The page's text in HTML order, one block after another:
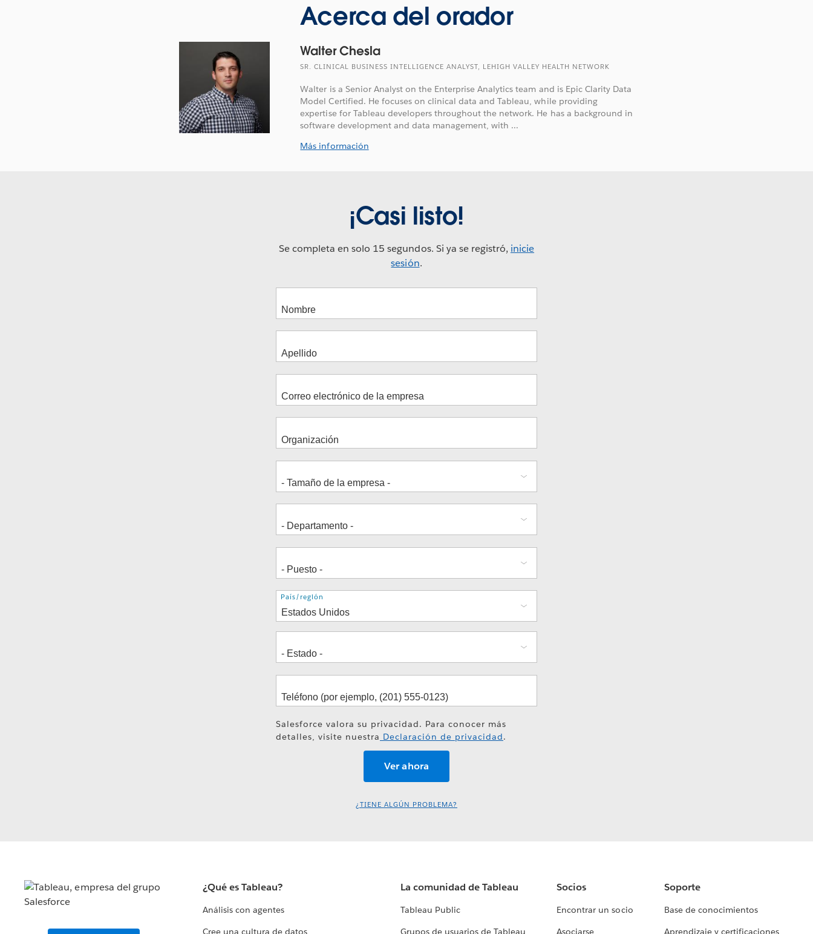
Acerca del orador
Walter Chesla
SR. CLINICAL BUSINESS INTELLIGENCE ANALYST, LEHIGH VALLEY HEALTH NETWORK
Walter is a Senior Analyst on the Enterprise Analytics team and is Epic Clarity Data
Model Certified. He focuses on clinical data and Tableau, while providing
expertise for Tableau developers throughout the network. He has a background in
software development and data management, with ...
Más información
¡Casi listo!
Se completa en solo 15 segundos. Si ya se registró, inicie
sesión.
Dirección
País/región
Salesforce valora su privacidad. Para conocer más
detalles, visite nuestra Declaración de privacidad.
¿TIENE ALGÚN PROBLEMA?
¿Qué es Tableau?
Análisis con agentes
La comunidad de Tableau
Tableau Public
Socios
Encontrar un socio
Soporte
Base de conocimientos